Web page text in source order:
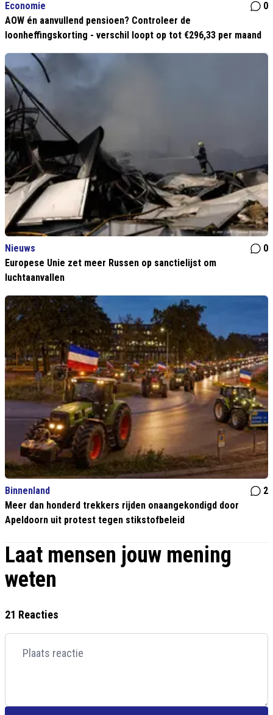
Economie
0
AOW én aanvullend pensioen? Controleer de
loonheffingskorting - verschil loopt op tot €296,33 per maand
Nieuws
0
Europese Unie zet meer Russen op sanctielijst om
luchtaanvallen
Binnenland
2
Meer dan honderd trekkers rijden onaangekondigd door
Apeldoorn uit protest tegen stikstofbeleid
Laat mensen jouw mening
weten
21 Reacties